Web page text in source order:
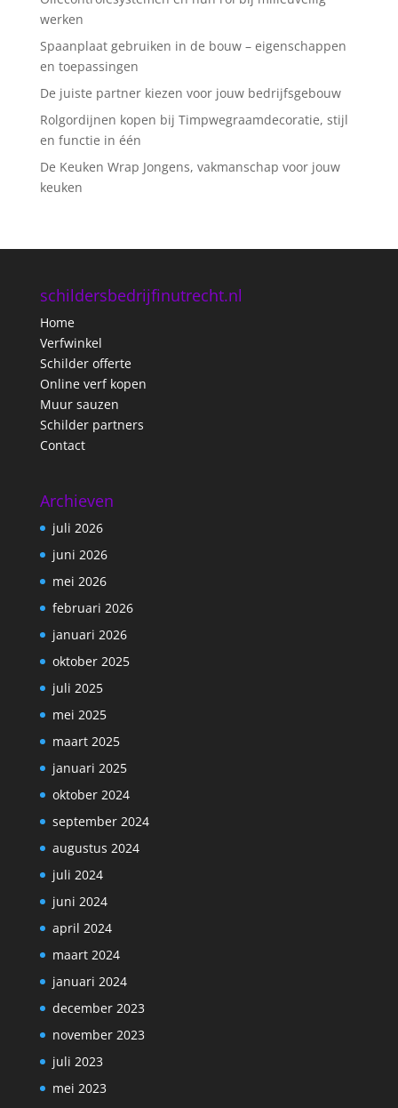
werken
Spaanplaat gebruiken in de bouw – eigenschappen
en toepassingen
De juiste partner kiezen voor jouw bedrijfsgebouw
Rolgordijnen kopen bij Timpwegraamdecoratie, stijl
en functie in één
De Keuken Wrap Jongens, vakmanschap voor jouw
keuken
schildersbedrijfinutrecht.nl
Home
Verfwinkel
Schilder offerte
Online verf kopen
Muur sauzen
Schilder partners
Contact
Archieven
juli 2026
juni 2026
mei 2026
februari 2026
januari 2026
oktober 2025
juli 2025
mei 2025
maart 2025
januari 2025
oktober 2024
september 2024
augustus 2024
juli 2024
juni 2024
april 2024
maart 2024
januari 2024
december 2023
november 2023
juli 2023
mei 2023